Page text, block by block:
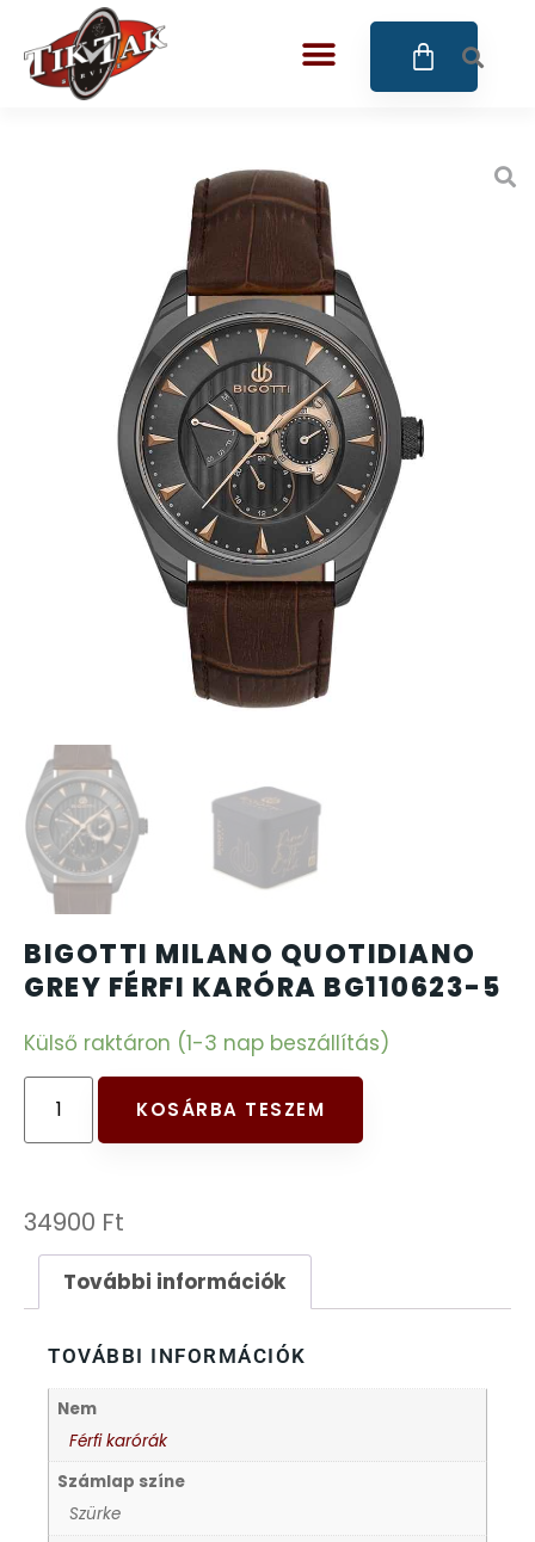
BIGOTTI MILANO QUOTIDIANO
GREY FÉRFI KARÓRA BG110623-5
Külső raktáron (1-3 nap beszállítás)
KOSÁRBA TESZEM
34900 Ft
További információk
TOVÁBBI INFORMÁCIÓK
Nem
Férfi karórák
Számlap színe
Szürke
CANGO & RINALDI
CANGO & RINALDI CHARM
CANGO&RINALDI KARÓRÁK
DIVAT KARÓRÁK (Curren, Oulm,Naviforce, D-
DOXA
ESPRIT
FALIÓRÁK
FÉMCSATOK
FESTINA
FRANCIS DELON
FREELOOK
GUESS KARÓRÁK
HÁLÓZATI ÓRÁK
HOLLÓHÁZI PORCELÁN